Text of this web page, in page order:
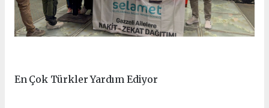
En Çok Türkler Yardım Ediyor